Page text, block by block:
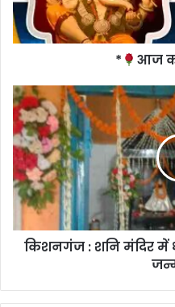
* आज
किशनगंज : शनि मंदिर में